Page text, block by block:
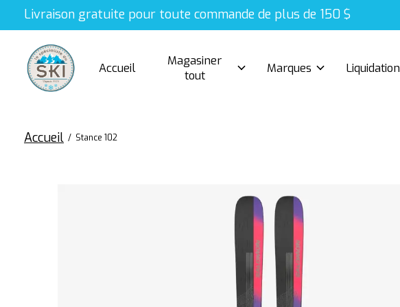
Livraison gratuite pour toute commande de plus de 150 $
Accueil
Magasiner
tout
Marques Liquidation
Accueil / Stance 102